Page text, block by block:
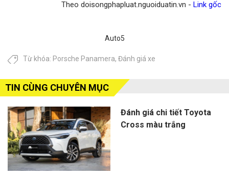
Theo doisongphapluat.nguoiduatin.vn - Link gốc
Auto5
Từ khóa: Porsche Panamera, Đánh giá xe
TIN CÙNG CHUYÊN MỤC
Đánh giá chi tiết Toyota
Cross màu trắng